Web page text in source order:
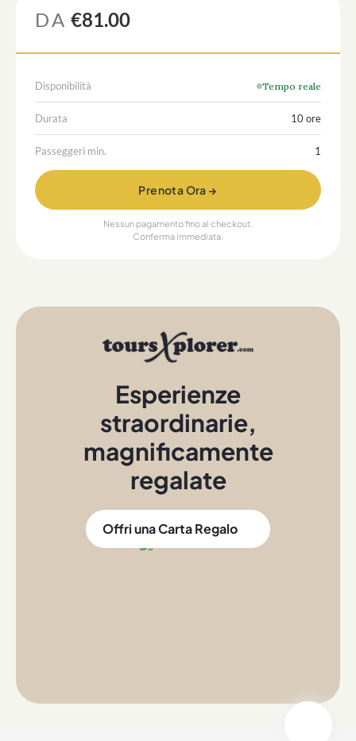
DA €81.00
Disponibilità Tempo reale
Durata 10 ore
Passeggeri min. 1
Prenota Ora →
Nessun pagamento fino al checkout.
Conferma immediata.
Esperienze
straordinarie,
magnificamente
regalate
Offri una Carta Regalo